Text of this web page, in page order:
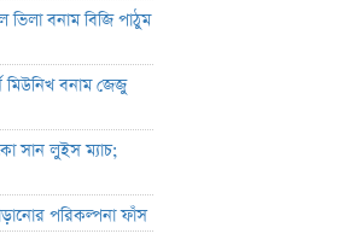
ভিলা বনাম বিজি পাঠুম
মিউনিখ বনাম জেজু
সান লুইস ম্যাচ;
পরিকল্পনা ফাঁস